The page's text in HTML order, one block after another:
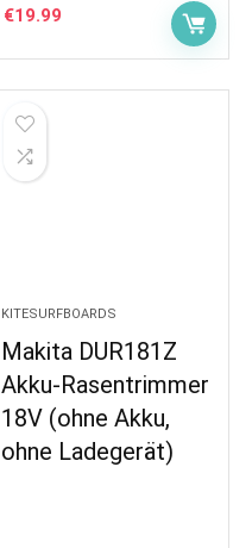
€19.99
KITESURFBOARDS
Makita DUR181Z
Akku-Rasentrimmer
18V (ohne Akku,
ohne Ladegerät)